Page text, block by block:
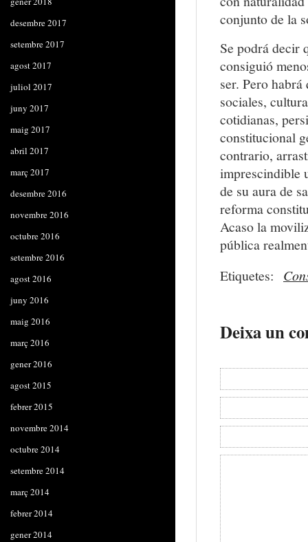
conjunto de la
Se podrá decir
consiguió
ser. Pero
sociales,
cotidianas,
constitucional
contrario,
imprescindible
de su aura de
reforma
Acaso la
pública
Etiquetes:
Deixa un
desembre 2017
setembre 2017
agost 2017
juliol 2017
juny 2017
maig 2017
abril 2017
març 2017
desembre 2016
novembre 2016
octubre 2016
setembre 2016
agost 2016
juny 2016
maig 2016
març 2016
gener 2016
agost 2015
febrer 2015
novembre 2014
octubre 2014
setembre 2014
març 2014
febrer 2014
gener 2014